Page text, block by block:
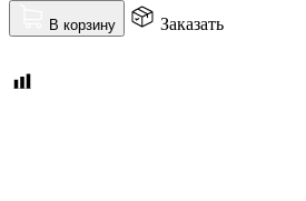
В корзину Заказать